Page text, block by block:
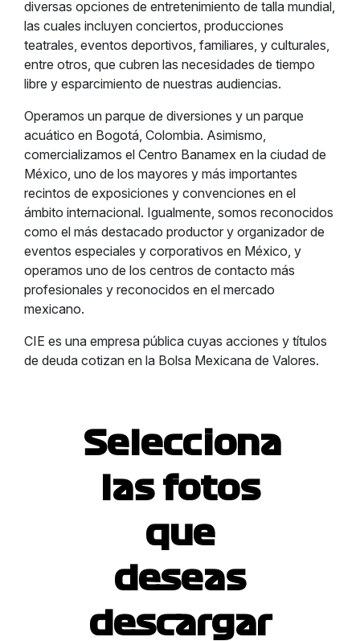
diversas opciones de entretenimiento de talla mundial,
las cuales incluyen conciertos, producciones
teatrales, eventos deportivos, familiares, y culturales,
entre otros, que cubren las necesidades de tiempo
libre y esparcimiento de nuestras audiencias.
Operamos un parque de diversiones y un parque
acuático en Bogotá, Colombia. Asimismo,
comercializamos el Centro Banamex en la ciudad de
México, uno de los mayores y más importantes
recintos de exposiciones y convenciones en el
ámbito internacional. Igualmente, somos reconocidos
como el más destacado productor y organizador de
eventos especiales y corporativos en México, y
operamos uno de los centros de contacto más
profesionales y reconocidos en el mercado
mexicano.
CIE es una empresa pública cuyas acciones y títulos
de deuda cotizan en la Bolsa Mexicana de Valores.
Selecciona
las fotos
que
deseas
descargar